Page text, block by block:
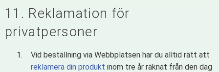
11. Reklamation för
privatpersoner
Vid beställning via Webbplatsen har du alltid rätt att
reklamera din produkt inom tre år räknat från den dag